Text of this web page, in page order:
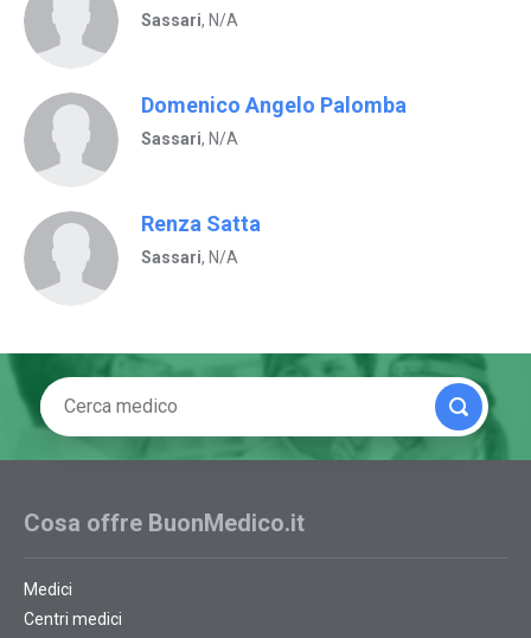
Sassari, N/A
Domenico Angelo Palomba
Sassari, N/A
Renza Satta
Sassari, N/A
Cosa offre BuonMedico.it
Medici
Centri medici